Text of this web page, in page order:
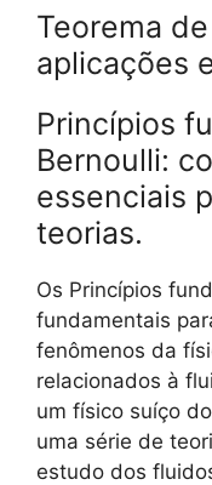
Teorema
aplicações
Princípios
Bernoulli:
essenciais
teorias.
Os Princípios
fundamentais
fenômenos da
relacionados à
um físico suíço
uma série de
estudo dos